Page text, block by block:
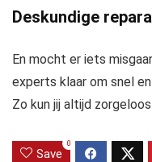
Deskundige
En mocht er iets
experts klaar om snel
Zo kun jij altijd
Save
0